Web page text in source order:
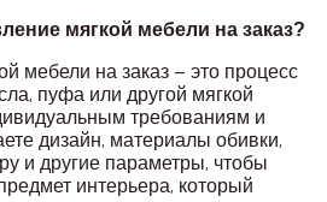
мягкой мебели на заказ?
мебели на заказ – это процесс
пуфа или другой мягкой
требованиям и
дизайн, материалы обивки,
и другие параметры, чтобы
интерьера, который